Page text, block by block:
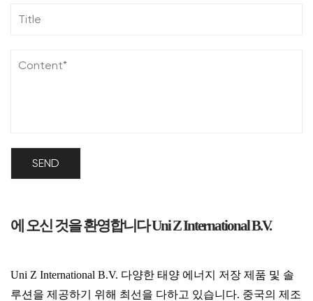
에 오신 것을 환영합니다 Uni Z International B.V.
Uni Z International B.V. 다양한 태양 에너지 저장 제품 및 솔
루션을 제공하기 위해 최선을 다하고 있습니다. 중국의 제조